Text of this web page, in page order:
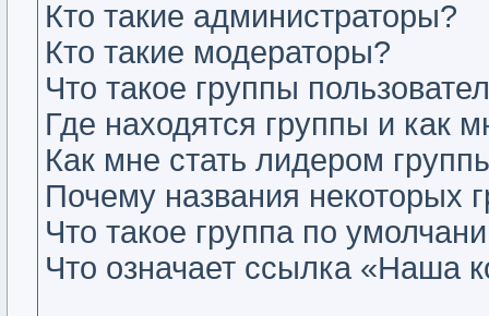
Кто такие администраторы?
Кто такие модераторы?
Что такое группы
Где находятся группы и как
Как мне стать лидером
Почему названия некоторых
Что такое группа по
Что означает ссылка «Наша